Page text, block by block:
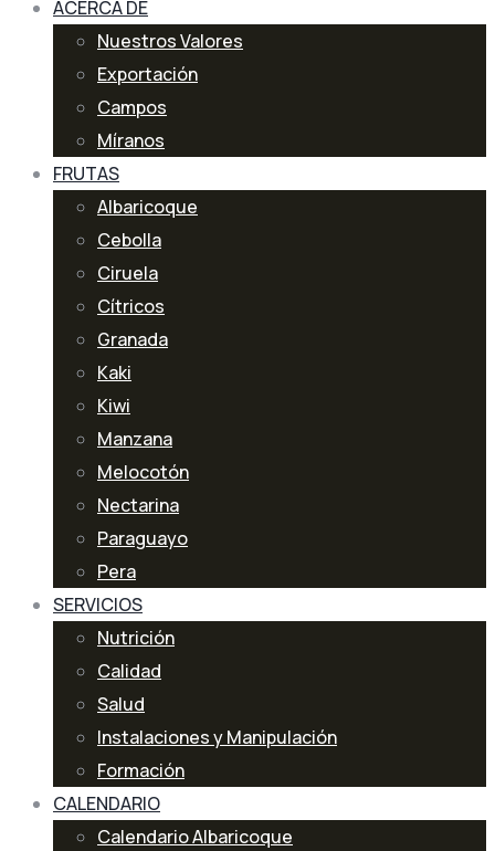
ACERCA DE
Nuestros Valores
Exportación
Campos
Míranos
FRUTAS
Albaricoque
Cebolla
Ciruela
Cítricos
Granada
Kaki
Kiwi
Manzana
Melocotón
Nectarina
Paraguayo
Pera
SERVICIOS
Nutrición
Calidad
Salud
Instalaciones y Manipulación
Formación
CALENDARIO
Calendario Albaricoque